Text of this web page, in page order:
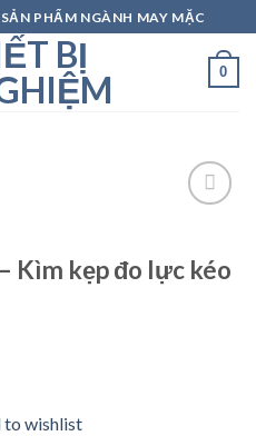
PHẨM NGÀNH MAY MẶC
0
Add to
wishlist
Kìm kẹp đo lực kéo
to wishlist